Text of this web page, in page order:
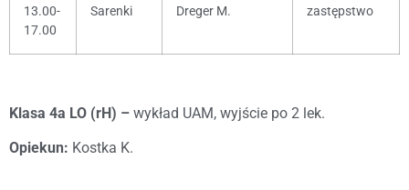
13.00-
17.00
Sarenki Dreger M. zastępstwo
Klasa 4a LO (rH) – wykład UAM, wyjście po 2 lek.
Opiekun: Kostka K.